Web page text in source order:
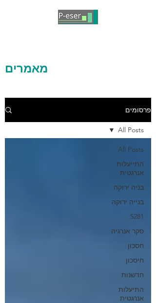
מאמרים
פרסומים
All Posts
התייעלות
אנרגטית
בניה ירוקה
בנייה ירוקה
5281
סקר אנרגיה
חסכון
חיסכון
חדשנות
התיעלות
אנרגטית
All Posts